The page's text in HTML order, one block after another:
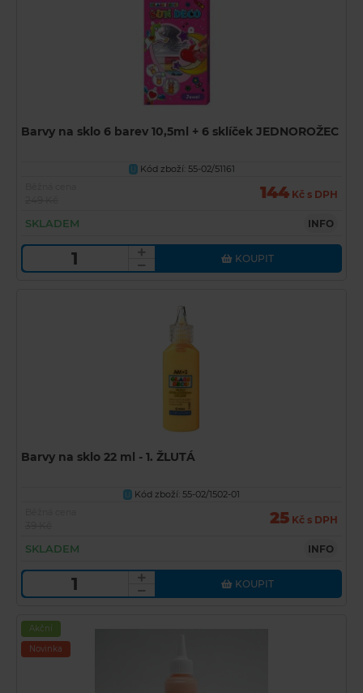
Barvy na sklo 6 barev 10,5ml + 6 sklíček JEDNOROŽEC
U Kód zboží: 55-02/51161
144 Kč s DPH
SKLADEM INFO
KOUPIT
Barvy na sklo 22 ml - 1. ŽLUTÁ
U
Kód zboží: 55-02/1502-01
25 Kč s DPH
SKLADEM INFO
KOUPIT
Akční
Novinka